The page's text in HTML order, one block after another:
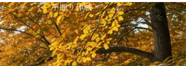
芋掘り体験